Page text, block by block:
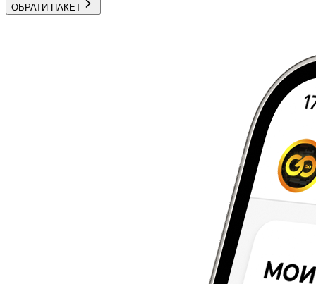
ОБРАТИ ПАКЕТ